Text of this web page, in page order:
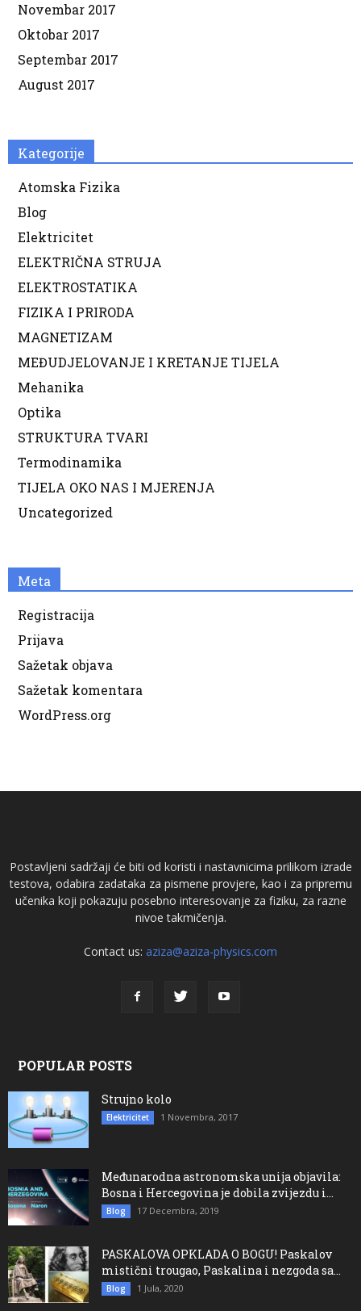
Novembar 2017
Oktobar 2017
Septembar 2017
August 2017
Kategorije
Atomska Fizika
Blog
Elektricitet
ELEKTRIČNA STRUJA
ELEKTROSTATIKA
FIZIKA I PRIRODA
MAGNETIZAM
MEĐUDJELOVANJE I KRETANJE TIJELA
Mehanika
Optika
STRUKTURA TVARI
Termodinamika
TIJELA OKO NAS I MJERENJA
Uncategorized
Meta
Registracija
Prijava
Sažetak objava
Sažetak komentara
WordPress.org
Postavljeni sadržaji će biti od koristi i nastavnicima prilikom izrade
testova, odabira zadataka za pismene provjere, kao i za pripremu
učenika koji pokazuju posebno interesovanje za fiziku, za razne
nivoe takmičenja.
Contact us: aziza@aziza-physics.com
POPULAR POSTS
Strujno kolo
Elektricitet 1 Novembra, 2017
Međunarodna astronomska unija objavila:
Bosna i Hercegovina je dobila zvijezdu i...
Blog 17 Decembra, 2019
PASKALOVA OPKLADA O BOGU! Paskalov
mistični trougao, Paskalina i nezgoda sa...
Blog 1 Jula, 2020